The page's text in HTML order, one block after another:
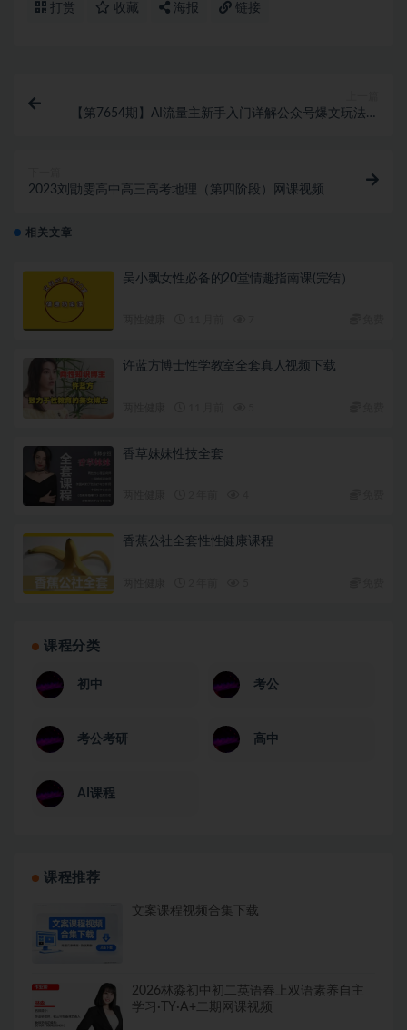
打赏 收藏 海报 链接
【第7654期】AI流量主新手入门详解公众号爆文玩法，
2023刘勖雯高中高三高考地理（第四阶段）网课视频
相关文章
吴小飘女性必备的20堂情趣指南课(完结）
许蓝方博士性学教室全套真人视频下载
香草妹妹性技全套
香蕉公社全套性性健康课程
课程分类
初中 考公
考公考研 高中
AI课程
课程推荐
文案课程视频合集下载
2026林淼初中初二英语春上双语素养自主
学习·TY·A+二期网课视频